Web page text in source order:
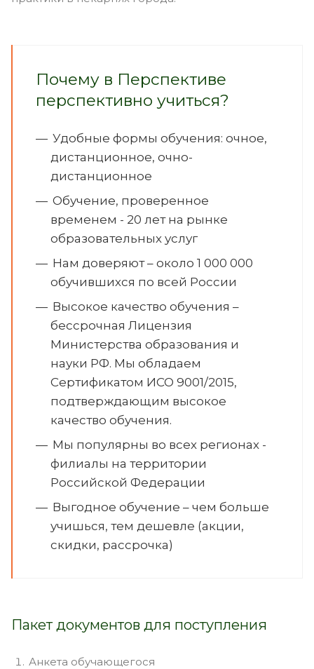
Почему в Перспективе
перспективно учиться?
Удобные формы обучения: очное,
дистанционное, очно-
дистанционное
Обучение, проверенное
временем - 20 лет на рынке
образовательных услуг
Нам доверяют – около 1 000 000
обучившихся по всей России
Высокое качество обучения –
бессрочная Лицензия
Министерства образования и
науки РФ. Мы обладаем
Сертификатом ИСО 9001/2015,
подтверждающим высокое
качество обучения.
Мы популярны во всех регионах -
филиалы на территории
Российской Федерации
Выгодное обучение – чем больше
учишься, тем дешевле (акции,
скидки, рассрочка)
Пакет документов для поступления
Анкета обучающегося